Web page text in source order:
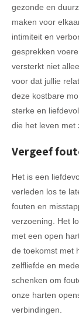
gezonde en
maken voor
intimiteit en
gesprekken
versterkt niet
voor dat jullie
deze kostbare
sterke en
die het leven met
Vergeef
Het is een
verleden los te
fouten en
verzoening. Het
met een open
de toekomst met
zelfliefde en
schenken om
onze harten
verbindingen.